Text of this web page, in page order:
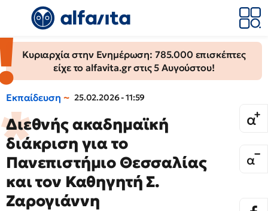
Κυριαρχία στην Ενημέρωση: 785.000 επισκέπτες
είχε το alfavita.gr στις 5 Αυγούστου!
Εκπαίδευση 25.02.2026 - 11:59
Διεθνής ακαδημαϊκή
διάκριση για το
Πανεπιστήμιο Θεσσαλίας
και τον Καθηγητή Σ.
Ζαρογιάννη